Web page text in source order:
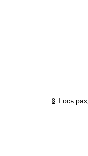
8 І ось